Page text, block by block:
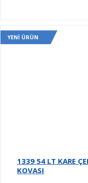
YENI ÜRÜN
1339 54 LT KARE
KOVASI